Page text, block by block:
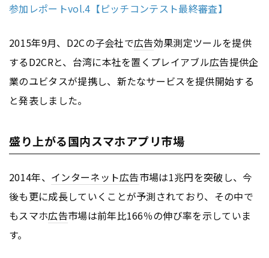
参加レポートvol.4【ピッチコンテスト最終審査】
2015年9月、D2Cの子会社で広告効果測定ツールを提供
するD2CRと、台湾に本社を置くプレイアブル広告提供企
業のユビタスが提携し、新たなサービスを提供開始する
と発表しました。
盛り上がる国内スマホアプリ市場
2014年、 インターネット広告市場は1兆円を突破し、今
後も更に成長していくことが予測されており、その中で
もスマホ広告市場は前年比166％の伸び率を示していま
す。